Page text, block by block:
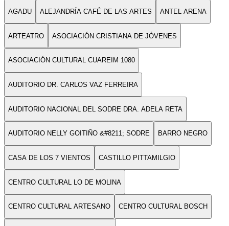
AGADU ALEJANDRÍA CAFÉ DE LAS ARTES ANTEL ARENA
ARTEATRO ASOCIACIÓN CRISTIANA DE JÓVENES
ASOCIACIÓN CULTURAL CUAREIM 1080
AUDITORIO DR. CARLOS VAZ FERREIRA
AUDITORIO NACIONAL DEL SODRE DRA. ADELA RETA
AUDITORIO NELLY GOITIÑO &#8211; SODRE BARRO NEGRO
CASA DE LOS 7 VIENTOS CASTILLO PITTAMILGIO
CENTRO CULTURAL LO DE MOLINA
CENTRO CULTURAL ARTESANO CENTRO CULTURAL BOSCH